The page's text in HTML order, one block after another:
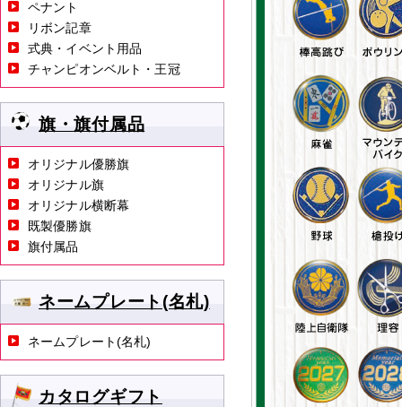
ペナント
リボン記章
式典・イベント用品
チャンピオンベルト・王冠
旗・旗付属品
オリジナル優勝旗
オリジナル旗
オリジナル横断幕
既製優勝旗
旗付属品
ネームプレート(名札)
ネームプレート(名札)
カタログギフト